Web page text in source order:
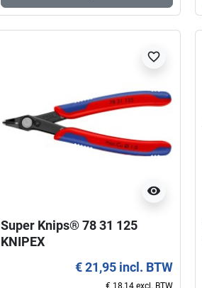
favorite_border
visibility
favorite_border
Super Knips® 78 31 125
KNIPEX
€ 21,95 incl. BTW
€ 18,14 excl. BTW